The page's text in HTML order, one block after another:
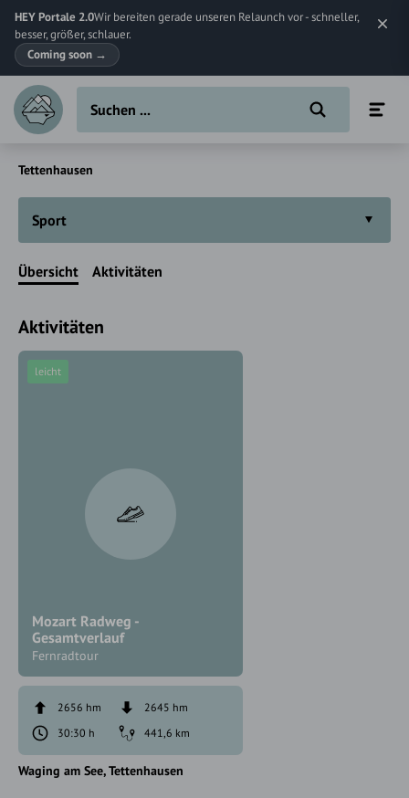
HEY Portale 2.0Wir bereiten gerade unseren Relaunch vor - schneller,
besser, größer, schlauer.
Coming soon →
Tettenhausen
Sport
Übersicht Aktivitäten
Aktivitäten
Mozart Radweg -
Gesamtverlauf
Fernradtour
leicht
2656 hm
2645 hm
30:30 h
441,6 km
Waging am See Tettenhausen